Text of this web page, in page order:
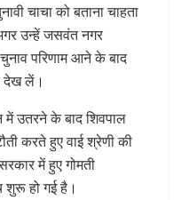
चाचा को बताना चाहता
उन्हें जसवंत नगर
परिणाम आने के बाद
देख लें।
में उतरने के बाद शिवपाल
करते हुए वाई श्रेणी की
में हुए गोमती
शुरू हो गई है।